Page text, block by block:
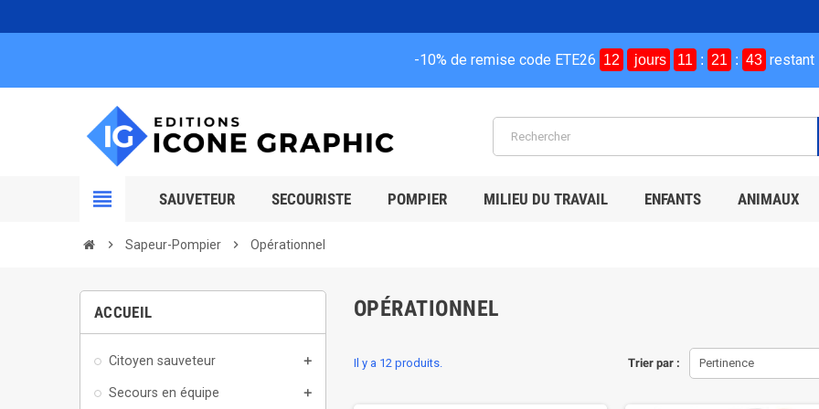
-10% de remise code ETE26 12 jours 11 : 21 : 42 restant
view_headline SAUVETEUR SECOURISTE POMPIER MILIEU DU TRAVAIL ENFANTS ANIMAUX
chevron_right Sapeur-Pompier chevron_right Opérationnel
ACCUEIL
Citoyen sauveteur add
Secours en équipe add
OPÉRATIONNEL
Trier par : Pertinence
Il y a 12 produits.